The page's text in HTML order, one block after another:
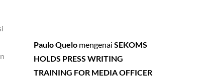
Paulo Quelo mengenaiSEKOMS
HOLDS PRESS WRITING
TRAINING FOR MEDIA OFFICER